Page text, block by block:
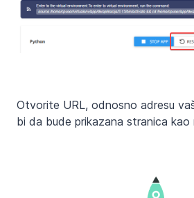
Otvorite URL, odnosno adresu
bi da bude prikazana stranica kao